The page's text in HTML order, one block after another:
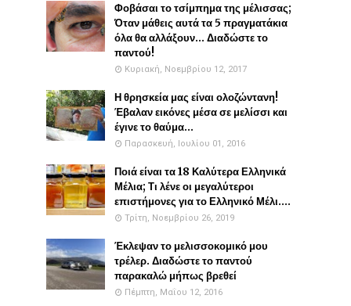
Φοβάσαι το τσίμπημα της μέλισσας;
Όταν μάθεις αυτά τα 5 πραγματάκια
όλα θα αλλάξουν... Διαδώστε το
παντού!
Κυριακή, Νοεμβρίου 12, 2017
Η θρησκεία μας είναι ολοζώντανη!
Έβαλαν εικόνες μέσα σε μελίσσι και
έγινε το θαύμα...
Παρασκευή, Ιουλίου 01, 2016
Ποιά είναι τα 18 Καλύτερα Ελληνικά
Μέλια; Τι λένε οι μεγαλύτεροι
επιστήμονες για το Ελληνικό Μέλι....
Τρίτη, Νοεμβρίου 26, 2019
Έκλεψαν το μελισσοκομικό μου
τρέλερ. Διαδώστε το παντού
παρακαλώ μήπως βρεθεί
Πέμπτη, Μαΐου 12, 2016